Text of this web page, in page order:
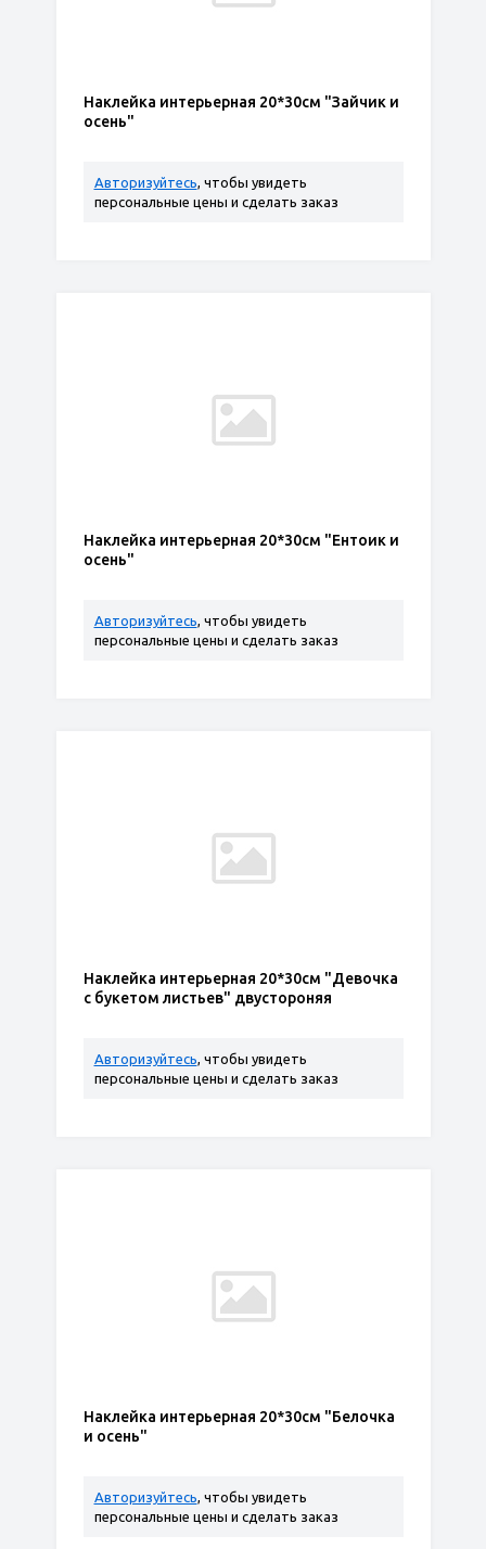
Наклейка интерьерная 20*30см "Зайчик и
осень"
Авторизуйтесь, чтобы увидеть
персональные цены и сделать заказ
Наклейка интерьерная 20*30см "Ентоик и
осень"
Авторизуйтесь, чтобы увидеть
персональные цены и сделать заказ
Наклейка интерьерная 20*30см "Девочка
с букетом листьев" двустороняя
Авторизуйтесь, чтобы увидеть
персональные цены и сделать заказ
Наклейка интерьерная 20*30см "Белочка
и осень"
Авторизуйтесь, чтобы увидеть
персональные цены и сделать заказ